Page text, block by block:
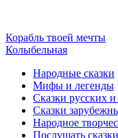
Корабль твоей мечты
Колыбельная
Народные сказки
Мифы и легенды
Сказки русских и
Сказки
Народное
Послушать сказки